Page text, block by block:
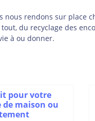
rendons sur place
du recyclage des
à ou donner.
pour votre
de maison ou